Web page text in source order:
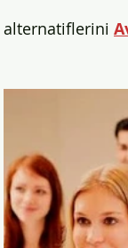
alternatiflerini